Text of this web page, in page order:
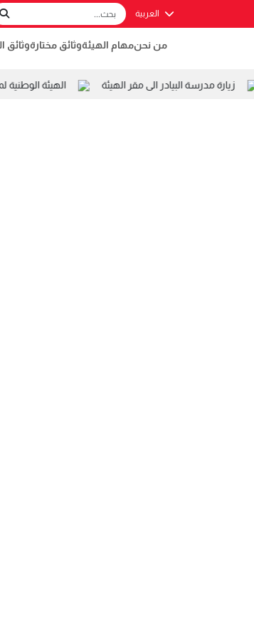
العربية
من نحنمهام الهيئةوثائق مختارةوثائق
زيارة مدرسة البيادر الى مقر الهيئة الهيئة